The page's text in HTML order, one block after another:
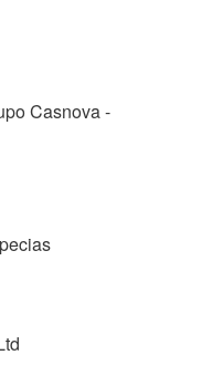
Casnova -